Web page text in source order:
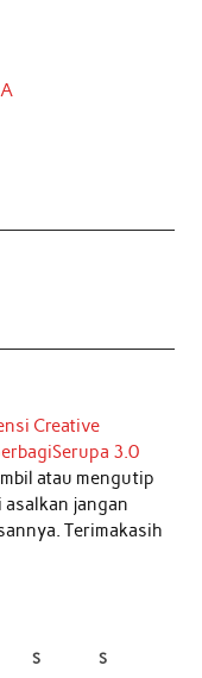
Creative
3.0
atau mengutip
jangan
Terimakasih
S S